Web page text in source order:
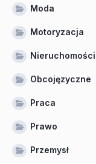
Moda
Motoryzacja
Nieruchomości
Obcojęzyczne
Praca
Prawo
Przemysł